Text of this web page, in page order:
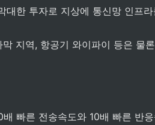
대한 투자로 지상에 통신망 인프
지역, 항공기 와이파이 등은 물
빠른 전송속도와 10배 빠른 반